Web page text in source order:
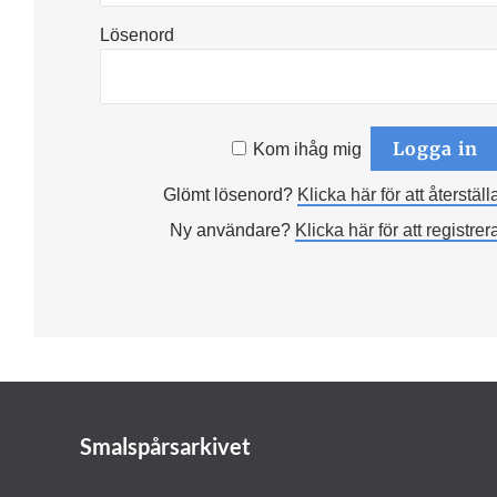
Lösenord
Kom ihåg mig
Glömt lösenord? Klicka här för att
Ny användare? Klicka här för att
Smalspårsarkivet